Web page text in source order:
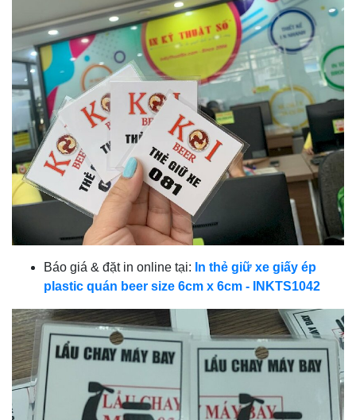
Báo giá & đặt in online tại: In thẻ giữ xe giấy ép
plastic quán beer size 6cm x 6cm - INKTS1042